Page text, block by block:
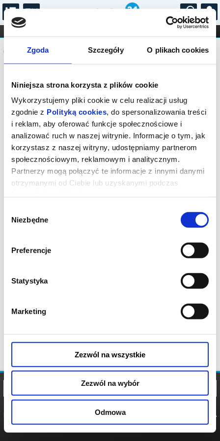
Zgoda Szczegóły O plikach cookies
Niniejsza strona korzysta z plików cookie
Wykorzystujemy pliki cookie w celu realizacji usług
zgodnie z Polityką cookies, do spersonalizowania treści
i reklam, aby oferować funkcje społecznościowe i
analizować ruch w naszej witrynie. Informacje o tym, jak
korzystasz z naszej witryny, udostępniamy partnerom
społecznościowym, reklamowym i analitycznym.
Partnerzy mogą połączyć te informacje z innymi danymi
otrzymanymi od Ciebie lub uzyskanymi podczas
zgody
Niezbędne
Preferencje
Statystyka
Marketing
Zezwól na wszystkie
Zezwól na wybór
Odmowa
...
FILHARMONIA OPERA I BALET
STAND-UP
DLA DZIECI
Komunikat
Sprzedaż biletów on-line na wydarzenie
została zakończona.
POLITYKA
POLITYKA